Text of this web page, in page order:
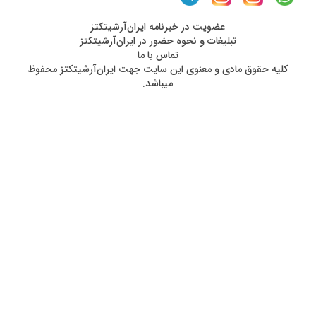
عضويت در خبرنامه ایران‌آرشیتکتز
تبلیغات و نحوه حضور در ایران‌آرشیتکتز
تماس با ما
کليه حقوق مادی و معنوی اين سايت جهت ایران‌آرشیتکتز محفوظ
ميباشد.